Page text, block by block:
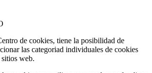
de cookies, tiene la posibilidad de
las categoriad individuales de cookies
web.